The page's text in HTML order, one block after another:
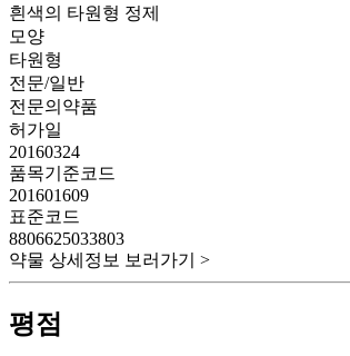
흰색의 타원형 정제
모양
타원형
전문/일반
전문의약품
허가일
20160324
품목기준코드
201601609
표준코드
8806625033803
약물 상세정보 보러가기 >
평점